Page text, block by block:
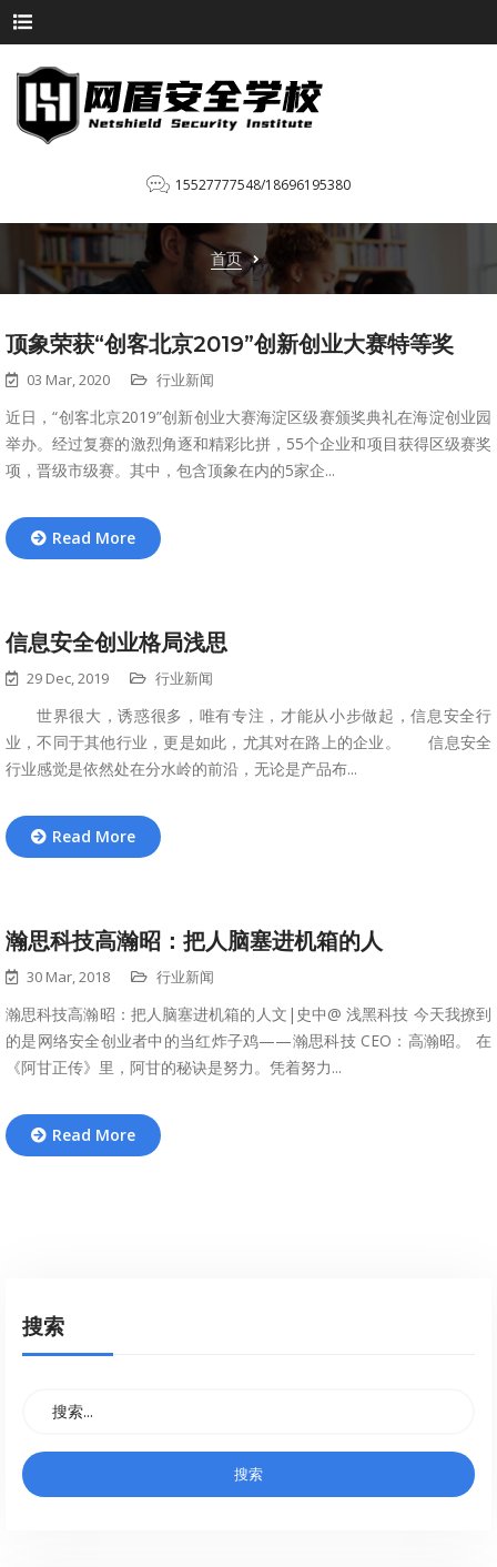
15527777548/18696195380
首页
顶象荣获“创客北京2019”创新创业大赛特等奖
03 Mar, 2020 行业新闻
近日，“创客北京2019”创新创业大赛海淀区级赛颁奖典礼在海淀创业园
举办。经过复赛的激烈角逐和精彩比拼，55个企业和项目获得区级赛奖
项，晋级市级赛。其中，包含顶象在内的5家企...
Read More
信息安全创业格局浅思
29 Dec, 2019 行业新闻
世界很大，诱惑很多，唯有专注，才能从小步做起，信息安全行
业，不同于其他行业，更是如此，尤其对在路上的企业。 信息安全
行业感觉是依然处在分水岭的前沿，无论是产品布...
Read More
瀚思科技高瀚昭：把人脑塞进机箱的人
30 Mar, 2018 行业新闻
瀚思科技高瀚昭：把人脑塞进机箱的人文|史中@ 浅黑科技 今天我撩到
的是网络安全创业者中的当红炸子鸡——瀚思科技 CEO：高瀚昭。 在
《阿甘正传》里，阿甘的秘诀是努力。凭着努力...
Read More
搜索